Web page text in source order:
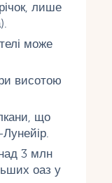
лише
може
висотою
що
3 млн
оаз у